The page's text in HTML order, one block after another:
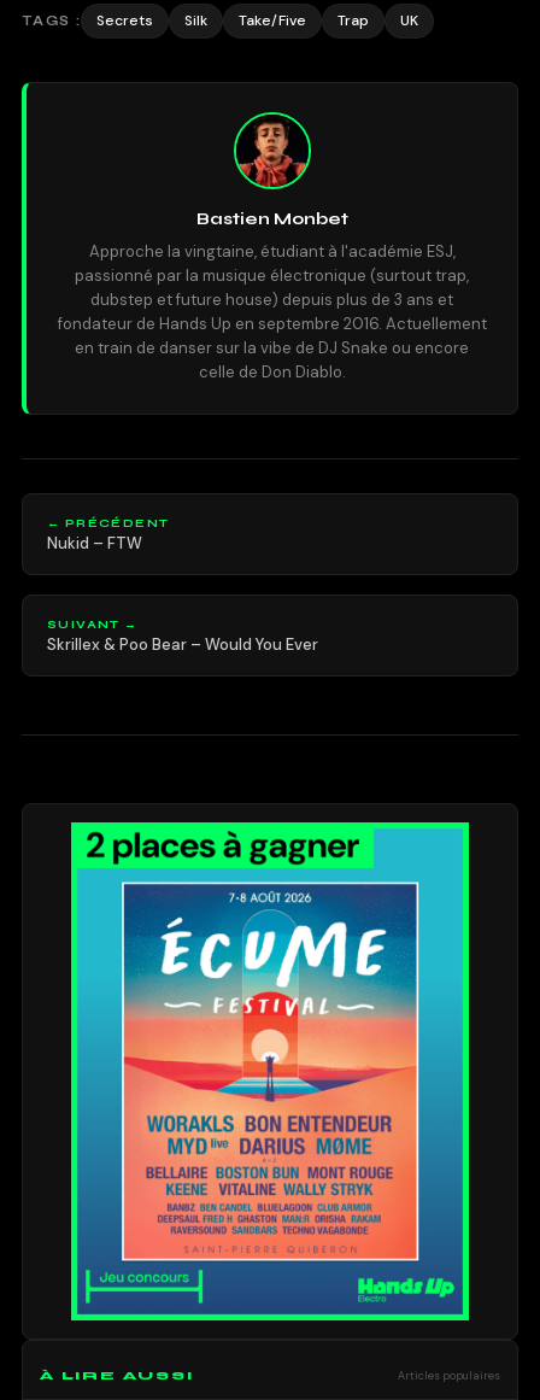
TAGS : Secrets Silk Take/Five Trap UK
Bastien Monbet
Approche la vingtaine, étudiant à l'académie ESJ,
passionné par la musique électronique (surtout trap,
dubstep et future house) depuis plus de 3 ans et
fondateur de Hands Up en septembre 2016. Actuellement
en train de danser sur la vibe de DJ Snake ou encore
celle de Don Diablo.
← PRÉCÉDENT
Nukid – FTW
SUIVANT →
Skrillex & Poo Bear – Would You Ever
À LIRE AUSSI Articles populaires